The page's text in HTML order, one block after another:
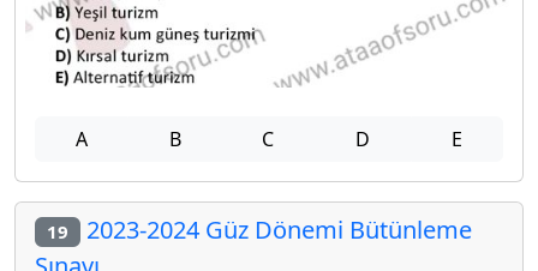
A B C D E
19 2023-2024 Güz Dönemi Bütünleme